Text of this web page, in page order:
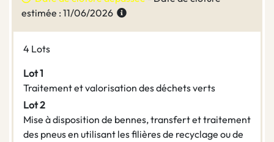
estimée : 11/06/2026
4 Lots
Lot 1
Traitement et valorisation des déchets verts
Lot 2
Mise à disposition de bennes, transfert et traitement
des pneus en utilisant les filières de recyclage ou de